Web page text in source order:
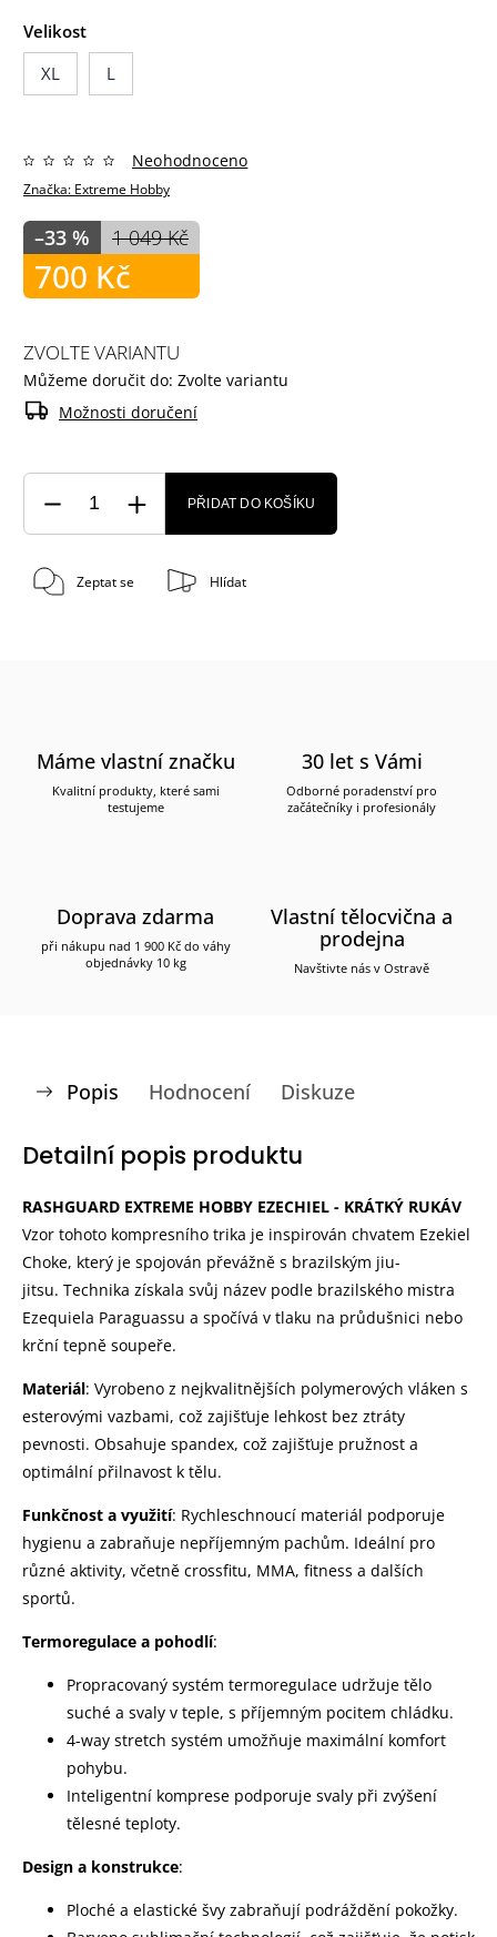
Velikost
XL
L
Značka: Extreme Hobby
Neohodnoceno
1 049 Kč
–33 %
700 Kč
ZVOLTE VARIANTU
Můžeme doručit do: Zvolte variantu
Možnosti doručení
PŘIDAT DO KOŠÍKU
Zeptat se Hlídat
Máme vlastní značku
Kvalitní produkty, které sami
testujeme
30 let s Vámi
Odborné poradenství pro
začátečníky i profesionály
Doprava zdarma
při nákupu nad 1 900 Kč do váhy
objednávky 10 kg
Vlastní tělocvična a
prodejna
Navštivte nás v Ostravě
Popis Hodnocení Diskuze
Detailní popis produktu
RASHGUARD EXTREME HOBBY EZECHIEL - KRÁTKÝ RUKÁV
Vzor tohoto kompresního trika je inspirován chvatem Ezekiel
Choke, který je spojován převážně s brazilským jiu-
jitsu. Technika získala svůj název podle brazilského mistra
Ezequiela Paraguassu a spočívá v tlaku na průdušnici nebo
krční tepně soupeře.
Materiál: Vyrobeno z nejkvalitnějších polymerových vláken s
esterovými vazbami, což zajišťuje lehkost bez ztráty
pevnosti. Obsahuje spandex, což zajišťuje pružnost a
optimální přilnavost k tělu.
Funkčnost a využití: Rychleschnoucí materiál podporuje
hygienu a zabraňuje nepříjemným pachům. Ideální pro
různé aktivity, včetně crossfitu, MMA, fitness a dalších
sportů.
Termoregulace a pohodlí:
Propracovaný systém termoregulace udržuje tělo
suché a svaly v teple, s příjemným pocitem chládku.
4-way stretch systém umožňuje maximální komfort
pohybu.
Inteligentní komprese podporuje svaly při zvýšení
tělesné teploty.
Design a konstrukce:
Ploché a elastické švy zabraňují podráždění pokožky.